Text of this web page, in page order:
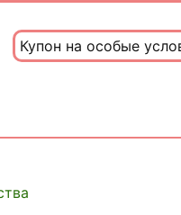
Купон на особые